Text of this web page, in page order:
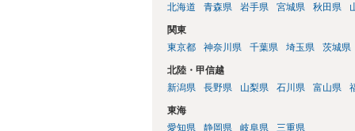
北海道
青森県 岩手県 宮城県 秋田県
関東
東京都
神奈川県 千葉県 埼玉県 茨城県
北陸・甲信越
新潟県
長野県 山梨県 石川県 富山県
東海
愛知県
静岡県 岐阜県 三重県